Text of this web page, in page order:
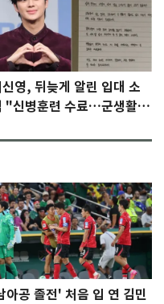
신영, 뒤늦게 알린 입대 소
"신병훈련 수료…군생활
아공 졸전' 처음 입 연 김민